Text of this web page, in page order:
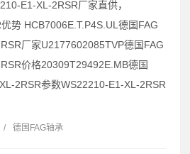
E1-XL-2RSR厂家直供，
势 HCB7006E.T.P4S.UL德国FAG
厂家U2177602085TVP德国FAG
价格20309T29492E.MB德国
2RSR参数WS22210-E1-XL-2RSR
/ 德国FAG轴承